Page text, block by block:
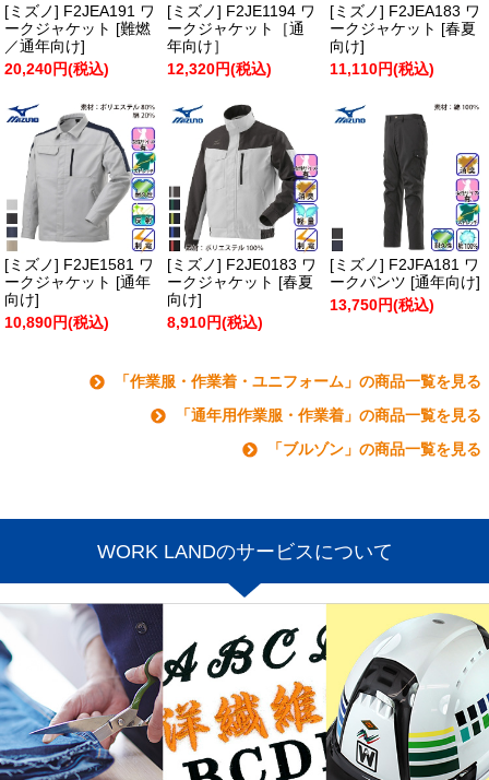
[ミズノ] F2JEA191 ワ
ークジャケット [難燃
／通年向け]
20,240円(税込)
[ミズノ] F2JE1194 ワ
ークジャケット［通
年向け］
12,320円(税込)
[ミズノ] F2JEA183 ワ
ークジャケット [春夏
向け]
11,110円(税込)
[ミズノ] F2JE1581 ワ
ークジャケット [通年
向け]
10,890円(税込)
[ミズノ] F2JE0183 ワ
ークジャケット [春夏
向け]
8,910円(税込)
[ミズノ] F2JFA181 ワ
ークパンツ [通年向け]
13,750円(税込)
「作業服・作業着・ユニフォーム」の商品一覧を見る
「通年用作業服・作業着」の商品一覧を見る
「ブルゾン」の商品一覧を見る
WORK LANDのサービスについて